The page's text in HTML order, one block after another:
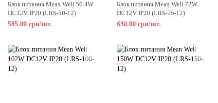
Блок питания Mean Well 50.4W
DC12V IP20 (LRS-50-12)
585.00 грн/шт.
Блок питания Mean Well 72W
DC12V IP20 (LRS-75-12)
630.00 грн/шт.